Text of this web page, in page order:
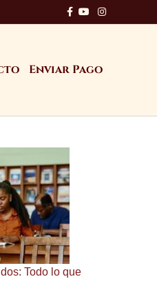
Facebook
YoutubeInstagram
Enviar Pago
Todo lo que